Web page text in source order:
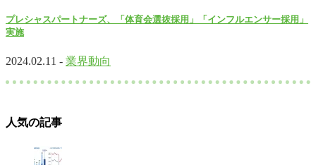
プレシャスパートナーズ、「体育会選抜採用」「インフルエンサー採用」
実施
2024.02.11 - 業界動向
人気の記事